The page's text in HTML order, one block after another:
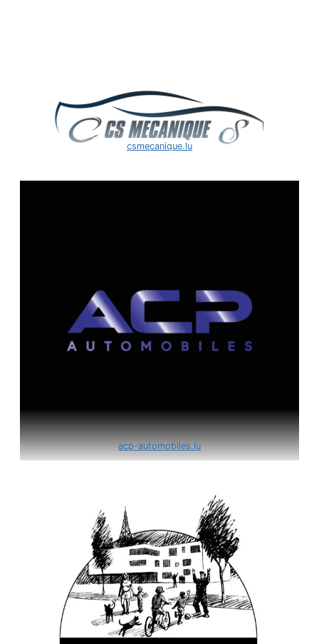
csmecanique.lu
acp-automobiles.lu